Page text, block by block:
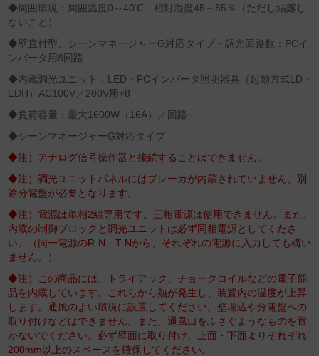
◆周囲環境：周囲温度0～40℃ 相対湿度45～85％（ただし結露し
ないこと）
◆壁直付型、シーンマネージャーG対応タイプ・調光回路数：PCイ
ンバータ用8回路
◆内蔵調光ユニット：LED・PCインバータ照明器具（起動方式LD・
EDH）AC100V／200V用×8
◆負荷容量：最大1600W（16A）／回路
◆シーンマネージャーG対応タイプ
◆注）アナログ信号操作器と接続することはできません。
◆注）調光ユニットパネルにはブレーカが内蔵されていません。別
途分電盤が必要となります。
◆注）電源は単相2線専用です。三相電源は使用できません。また、
内蔵の制御ブロックと調光ユニットは必ず同相電源としてくださ
い。（同一電源のR-N、T-Nから、それぞれの電源に入力しても構い
ません。）
◆注）この商品には、トライアック、チョークコイルなどの電子部
品を内蔵しています。これらから熱が発生し、装置内の温度が上昇
します。通風のよい環境に設置してください。壁埋込や分電盤への
取り付けなどはできません。また、通風口をふさぐようなものを置
かないでください。必ず壁面に取り付け、上面・下面よりそれぞれ
200mm以上のスペースを確保してください。